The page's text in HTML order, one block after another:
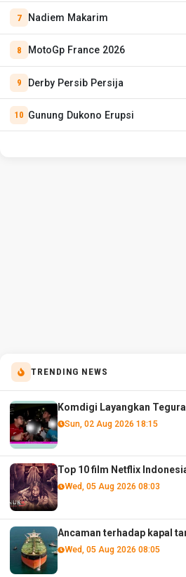
Nadiem Makarim
MotoGp France 2026
Derby Persib Persija
Gunung Dukono Erupsi
TRENDING NEWS
Komdigi Layangkan
Sun, 02 Aug 2026 18:15
Top 10 film Netflix
Wed, 05 Aug 2026 08:03
Ancaman terhadap kapal
Wed, 05 Aug 2026 08:05